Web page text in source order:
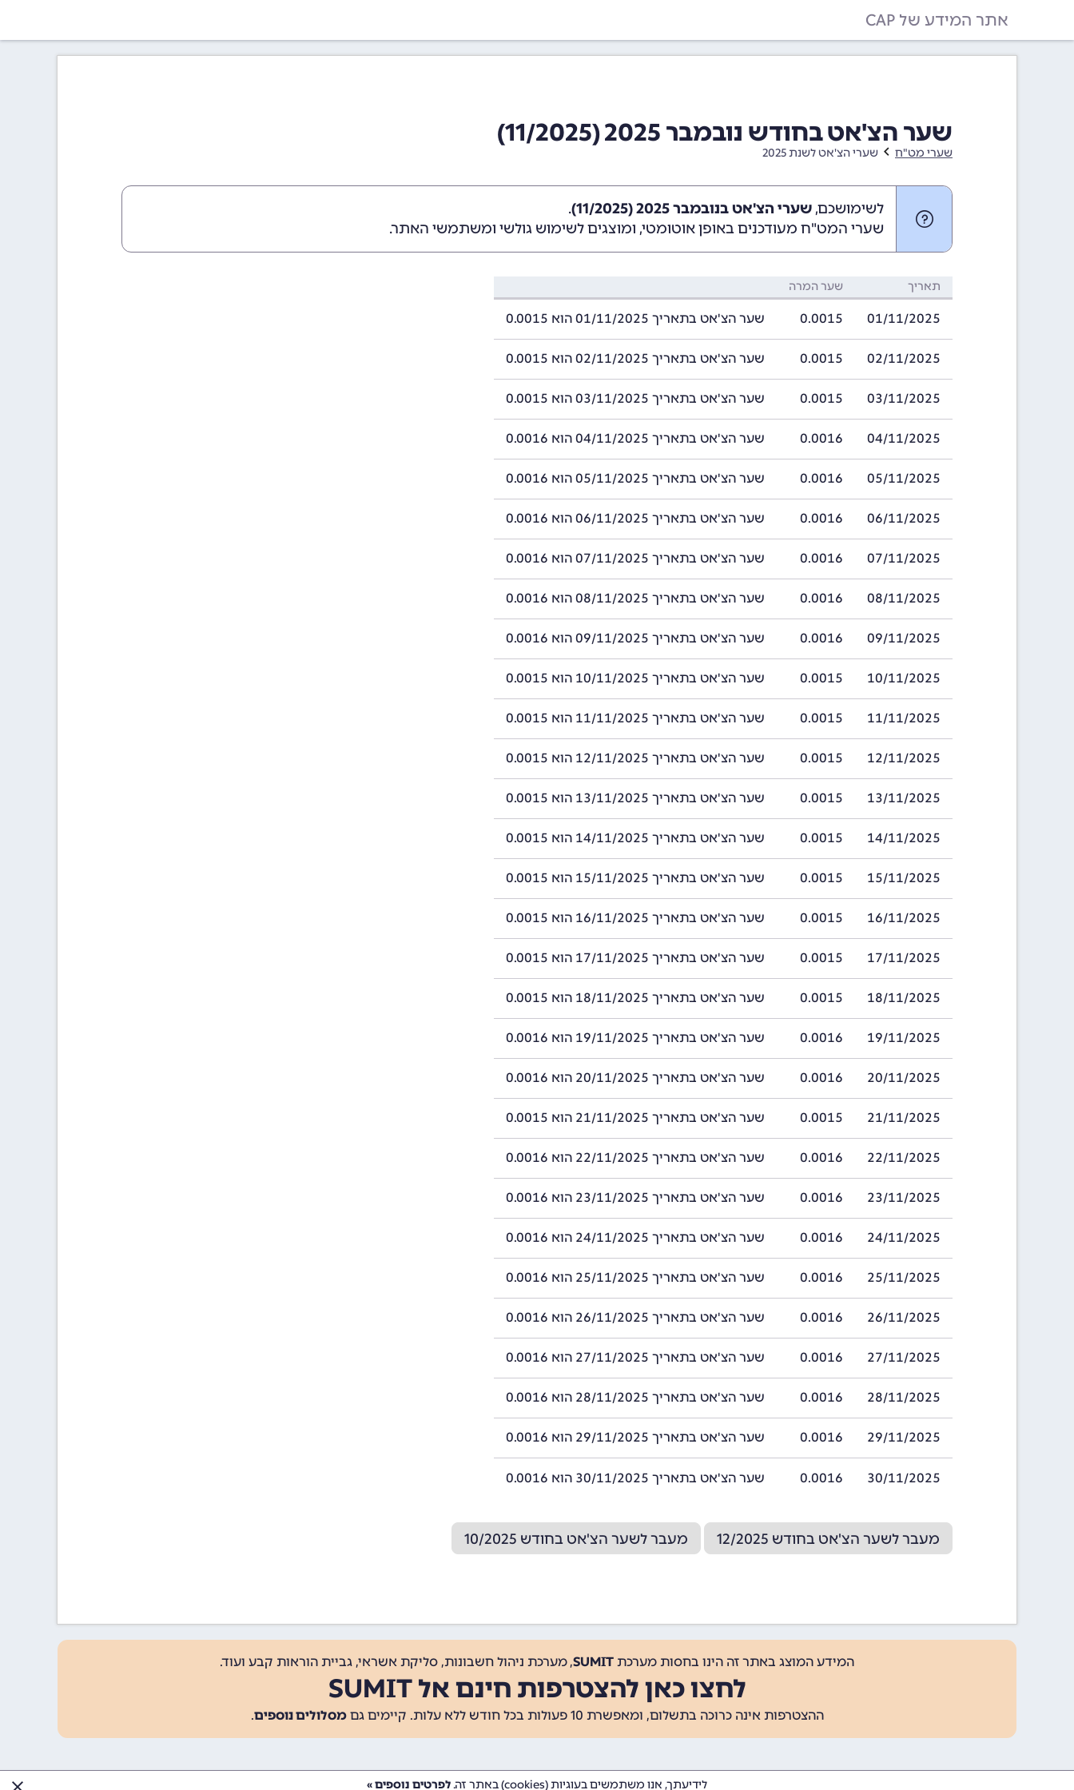
אתר המידע של CAP
שער הצ'אט בחודש נובמבר 2025 (11/2025)
שערי מט"ח שערי הצ'אט לשנת 2025
לשימושכם, שערי הצ'אט בנובמבר 2025 (11/2025)
.
שערי המט"ח מעודכנים באופן אוטומטי, ומוצגים לשימוש גולשי ומשתמשי האתר.
תאריך שער המרה
01/11/2025
0.0015 שער הצ'אט בתאריך 01/11/2025 הוא 0.0015
02/11/2025
0.0015 שער הצ'אט בתאריך 02/11/2025 הוא 0.0015
03/11/2025
0.0015 שער הצ'אט בתאריך 03/11/2025 הוא 0.0015
04/11/2025
0.0016 שער הצ'אט בתאריך 04/11/2025 הוא 0.0016
05/11/2025
0.0016 שער הצ'אט בתאריך 05/11/2025 הוא 0.0016
06/11/2025
0.0016 שער הצ'אט בתאריך 06/11/2025 הוא 0.0016
07/11/2025
0.0016 שער הצ'אט בתאריך 07/11/2025 הוא 0.0016
08/11/2025
0.0016 שער הצ'אט בתאריך 08/11/2025 הוא 0.0016
09/11/2025
0.0016 שער הצ'אט בתאריך 09/11/2025 הוא 0.0016
10/11/2025
0.0015 שער הצ'אט בתאריך 10/11/2025 הוא 0.0015
11/11/2025
0.0015 שער הצ'אט בתאריך 11/11/2025 הוא 0.0015
12/11/2025
0.0015 שער הצ'אט בתאריך 12/11/2025 הוא 0.0015
13/11/2025
0.0015 שער הצ'אט בתאריך 13/11/2025 הוא 0.0015
14/11/2025
0.0015 שער הצ'אט בתאריך 14/11/2025 הוא 0.0015
15/11/2025
0.0015 שער הצ'אט בתאריך 15/11/2025 הוא 0.0015
16/11/2025
0.0015 שער הצ'אט בתאריך 16/11/2025 הוא 0.0015
17/11/2025
0.0015 שער הצ'אט בתאריך 17/11/2025 הוא 0.0015
18/11/2025
0.0015 שער הצ'אט בתאריך 18/11/2025 הוא 0.0015
19/11/2025
0.0016 שער הצ'אט בתאריך 19/11/2025 הוא 0.0016
20/11/2025
0.0016 שער הצ'אט בתאריך 20/11/2025 הוא 0.0016
21/11/2025
0.0015 שער הצ'אט בתאריך 21/11/2025 הוא 0.0015
22/11/2025
0.0016 שער הצ'אט בתאריך 22/11/2025 הוא 0.0016
23/11/2025
0.0016 שער הצ'אט בתאריך 23/11/2025 הוא 0.0016
24/11/2025
0.0016 שער הצ'אט בתאריך 24/11/2025 הוא 0.0016
25/11/2025
0.0016 שער הצ'אט בתאריך 25/11/2025 הוא 0.0016
26/11/2025
0.0016 שער הצ'אט בתאריך 26/11/2025 הוא 0.0016
27/11/2025
0.0016 שער הצ'אט בתאריך 27/11/2025 הוא 0.0016
28/11/2025
0.0016 שער הצ'אט בתאריך 28/11/2025 הוא 0.0016
29/11/2025
0.0016 שער הצ'אט בתאריך 29/11/2025 הוא 0.0016
30/11/2025
0.0016 שער הצ'אט בתאריך 30/11/2025 הוא 0.0016
מעבר לשער הצ'אט בחודש 12/2025 מעבר לשער הצ'אט בחודש 10/2025
המידע המוצג באתר זה הינו בחסות מערכת SUMIT, מערכת ניהול חשבונות, סליקת אשראי, גביית הוראות קבע ועוד.
לחצו כאן להצטרפות חינם אל SUMIT
ההצטרפות אינה כרוכה בתשלום, ומאפשרת 10 פעולות בכל חודש ללא עלות. קיימים גם מסלולים נוספים.
לידיעתך, אנו משתמשים בעוגיות (cookies) באתר זה. לפרטים נוספים »